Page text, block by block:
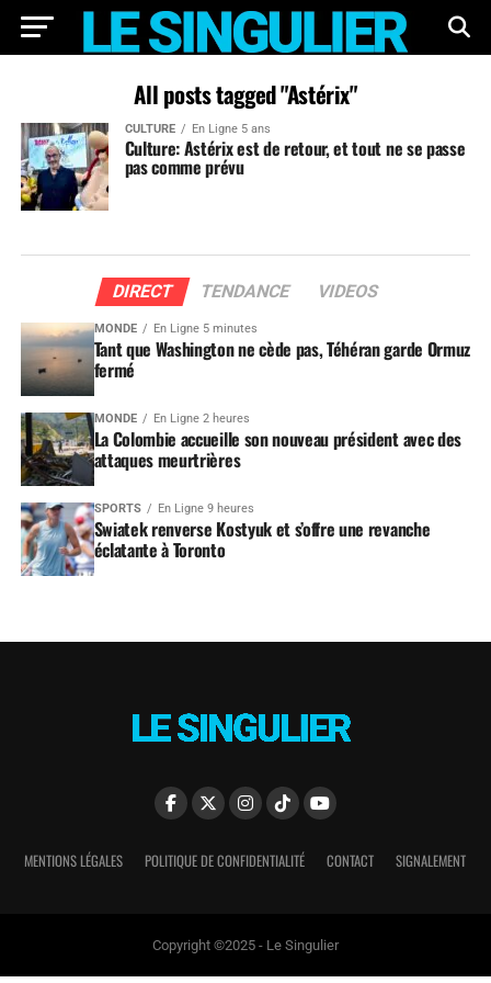
All posts tagged "Astérix"
CULTURE En Ligne 5 ans
Culture: Astérix est de retour, et tout ne se passe
pas comme prévu
DIRECT TENDANCE VIDEOS
MONDE En Ligne 5 minutes
Tant que Washington ne cède pas, Téhéran garde Ormuz
fermé
MONDE En Ligne 2 heures
La Colombie accueille son nouveau président avec des
attaques meurtrières
SPORTS En Ligne 9 heures
Swiatek renverse Kostyuk et s’offre une revanche
éclatante à Toronto
MENTIONS LÉGALES POLITIQUE DE CONFIDENTIALITÉ CONTACT SIGNALEMENT
Copyright ©2025 - Le Singulier